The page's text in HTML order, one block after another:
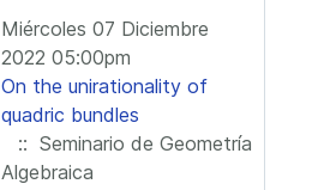
Miércoles 07 Diciembre
2022 05:00pm
On the unirationality of
quadric bundles
:: Seminario de Geometría
Algebraica